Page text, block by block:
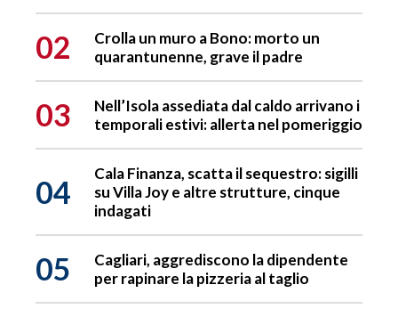
02
Crolla un muro a Bono: morto un
quarantunenne, grave il padre
03
Nell’Isola assediata dal caldo arrivano i
temporali estivi: allerta nel pomeriggio
04
Cala Finanza, scatta il sequestro: sigilli
su Villa Joy e altre strutture, cinque
indagati
05
Cagliari, aggrediscono la dipendente
per rapinare la pizzeria al taglio